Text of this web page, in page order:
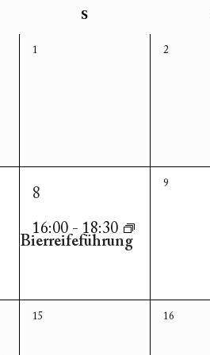
S
01
0
2
1
Veranstaltung,
8
16:00 - 18:30
Bierreifeführung
0
9
015
016